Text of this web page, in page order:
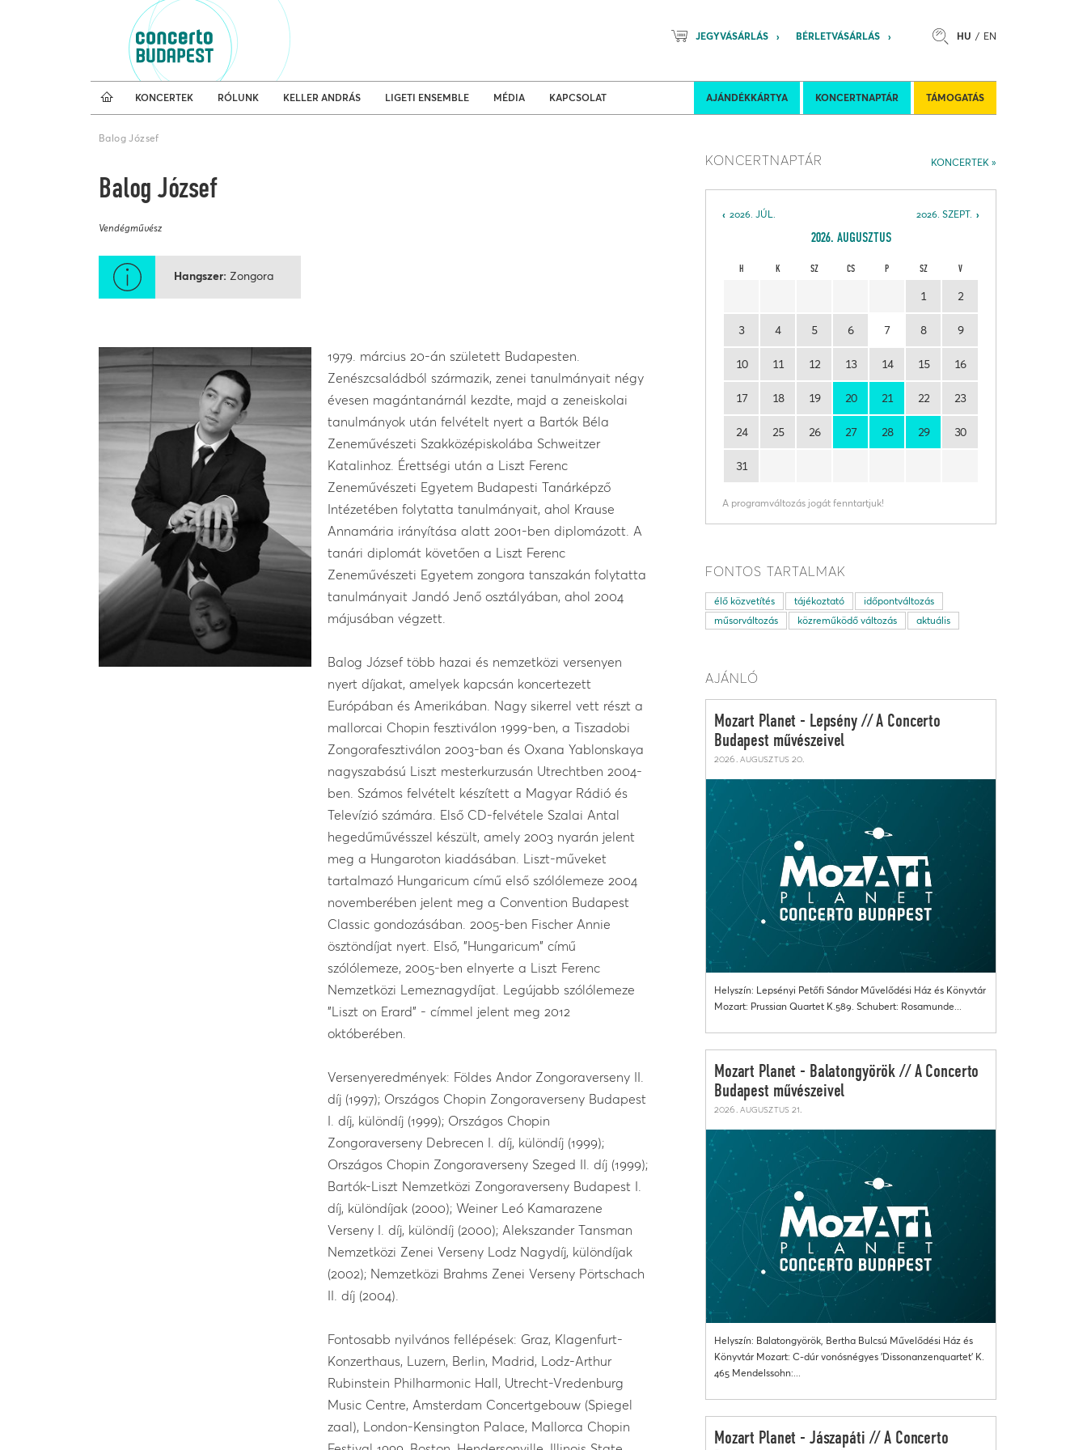
HU EN
JEGYVÁSÁRLÁS BÉRLETVÁSÁRLÁS
AJÁNDÉKKÁRTYA KONCERTNAPTÁR TÁMOGATÁS
KONCERTEK RÓLUNK KELLER ANDRÁS LIGETI ENSEMBLE MÉDIA KAPCSOLAT
Koncertnaptár
Balog József
Balog József
Vendégművész
Hangszer Zongora
1979. március 20-án született Budapesten.
Zenészcsaládból származik, zenei tanulmányait négy
évesen magántanárnál kezdte, majd a zeneiskolai
tanulmányok után felvételt nyert a Bartók Béla
Zeneművészeti Szakközépiskolába Schweitzer
Katalinhoz. Érettségi után a Liszt Ferenc
Zeneművészeti Egyetem Budapesti Tanárképző
Intézetében folytatta tanulmányait, ahol Krause
Annamária irányítása alatt 2001-ben diplomázott. A
tanári diplomát követően a Liszt Ferenc
Zeneművészeti Egyetem zongora tanszakán folytatta
tanulmányait Jandó Jenő osztályában, ahol 2004
májusában végzett.
Balog József több hazai és nemzetközi versenyen
nyert díjakat, amelyek kapcsán koncertezett
Európában és Amerikában. Nagy sikerrel vett részt a
mallorcai Chopin fesztiválon 1999-ben, a Tiszadobi
Zongorafesztiválon 2003-ban és Oxana Yablonskaya
nagyszabású Liszt mesterkurzusán Utrechtben 2004-
ben. Számos felvételt készített a Magyar Rádió és
Televízió számára. Első CD-felvétele Szalai Antal
hegedűművésszel készült, amely 2003 nyarán jelent
meg a Hungaroton kiadásában. Liszt-műveket
tartalmazó Hungaricum című első szólólemeze 2004
novemberében jelent meg a Convention Budapest
Classic gondozásában. 2005-ben Fischer Annie
ösztöndíjat nyert. Első, "Hungaricum" című
szólólemeze, 2005-ben elnyerte a Liszt Ferenc
Nemzetközi Lemeznagydíjat. Legújabb szólólemeze
"Liszt on Erard" - címmel jelent meg 2012
októberében.
Versenyeredmények: Földes Andor Zongoraverseny II.
díj (1997); Országos Chopin Zongoraverseny Budapest
I. díj, különdíj (1999); Országos Chopin
Zongoraverseny Debrecen I. díj, különdíj (1999);
Országos Chopin Zongoraverseny Szeged II. díj (1999);
Bartók-Liszt Nemzetközi Zongoraverseny Budapest I.
díj, különdíjak (2000); Weiner Leó Kamarazene
Verseny I. díj, különdíj (2000); Alekszander Tansman
Nemzetközi Zenei Verseny Lodz Nagydíj, különdíjak
(2002); Nemzetközi Brahms Zenei Verseny Pörtschach
II. díj (2004).
Fontosabb nyilvános fellépések: Graz, Klagenfurt-
Konzerthaus, Luzern, Berlin, Madrid, Lodz-Arthur
Rubinstein Philharmonic Hall, Utrecht-Vredenburg
Music Centre, Amsterdam Concertgebouw (Spiegel
zaal), London-Kensington Palace, Mallorca Chopin
KONCERTEK
KONCERTNAPTÁR
2026. SZEPT.
2026. JÚL.
2026. AUGUSZTUS
H K SZ CS P SZ V
1 2
3 4 5 6 7 8 9
10 11 12 13 14 15 16
17 18 19 20 21 22 23
24 25 26 27 28 29 30
31
A programváltozás jogát fenntartjuk!
FONTOS TARTALMAK
élő közvetítés tájékoztató
időpontváltozás
műsorváltozás
közreműködő változás aktuális
AJÁNLÓ
Mozart Planet - Lepsény // A Concerto
Budapest művészeivel
2026. augusztus 20.
Helyszín: Lepsényi Petőfi Sándor Művelődési Ház és Könyvtár
Mozart: Prussian Quartet K.589. Schubert: Rosamunde...
Mozart Planet - Balatongyörök // A Concerto
Budapest művészeivel
2026. augusztus 21.
Helyszín: Balatongyörök, Bertha Bulcsú Művelődési Ház és
Könyvtár Mozart: C-dúr vonósnégyes 'Dissonanzenquartet' K.
465 Mendelssohn:...
Mozart Planet - Jászapáti // A Concerto